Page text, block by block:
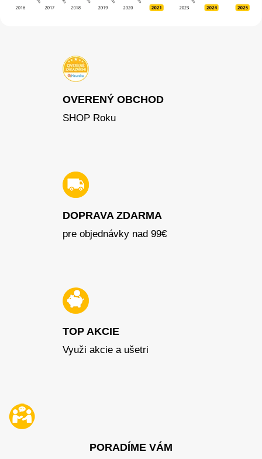
OVERENÝ OBCHOD
SHOP Roku
DOPRAVA ZDARMA
pre objednávky nad 99€
TOP AKCIE
Využi akcie a ušetri
PORADÍME VÁM